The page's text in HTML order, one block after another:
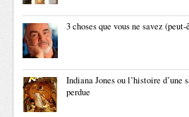
3 choses que vous ne savez
Indiana Jones ou l’histoire d’une
perdue